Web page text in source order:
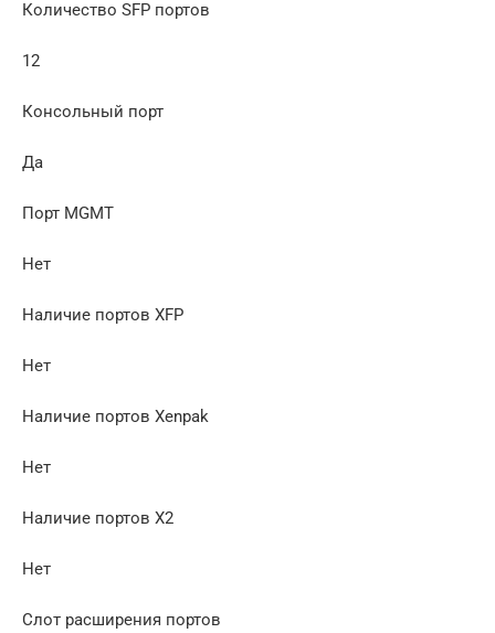
Количество SFP портов
12
Консольный порт
Да
Порт MGMT
Нет
Наличие портов XFP
Нет
Наличие портов Xenpak
Нет
Наличие портов X2
Нет
Слот расширения портов